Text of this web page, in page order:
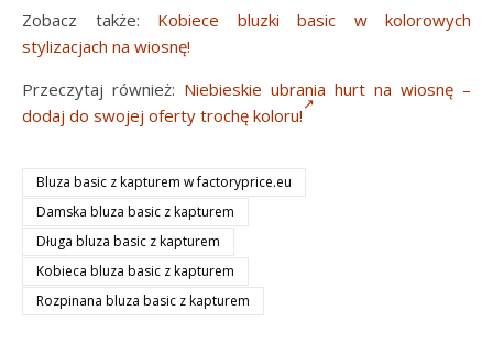
Zobacz także: Kobiece bluzki basic w kolorowych
stylizacjach na wiosnę!
Przeczytaj również: Niebieskie ubrania hurt na wiosnę –
dodaj do swojej oferty trochę koloru!
Bluza basic z kapturem w factoryprice.eu
Damska bluza basic z kapturem
Długa bluza basic z kapturem
Kobieca bluza basic z kapturem
Rozpinana bluza basic z kapturem